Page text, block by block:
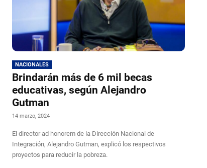
NACIONALES
Brindarán más de 6 mil becas
educativas, según Alejandro
Gutman
14 marzo, 2024
El director ad honorem de la Dirección Nacional de
Integración, Alejandro Gutman, explicó los respectivos
proyectos para reducir la pobreza.